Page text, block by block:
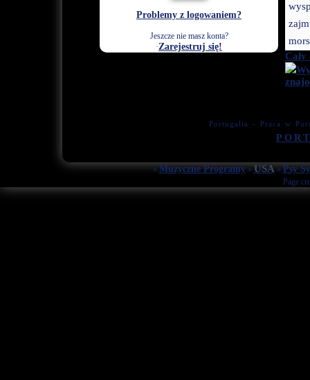
Problemy z logowaniem?
Jeszcze nie masz konta?
·Zarejestruj się!
Portugalia - Praca w
»Muzyczne Programy»USA»Psy
Page